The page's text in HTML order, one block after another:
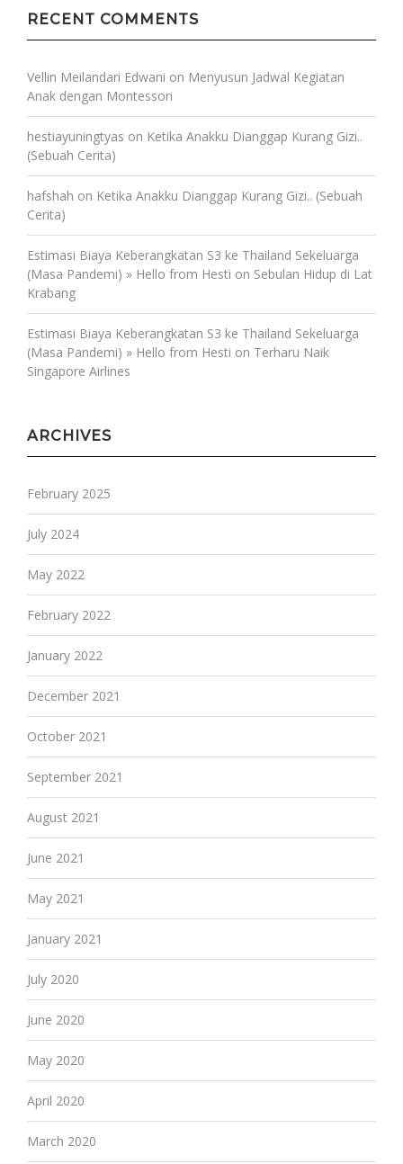
RECENT COMMENTS
Vellin Meilandari Edwani on Menyusun Jadwal Kegiatan
Anak dengan Montessori
hestiayuningtyas on Ketika Anakku Dianggap Kurang Gizi..
(Sebuah Cerita)
hafshah on Ketika Anakku Dianggap Kurang Gizi.. (Sebuah
Cerita)
Estimasi Biaya Keberangkatan S3 ke Thailand Sekeluarga
(Masa Pandemi) » Hello from Hesti on Sebulan Hidup di Lat
Krabang
Estimasi Biaya Keberangkatan S3 ke Thailand Sekeluarga
(Masa Pandemi) » Hello from Hesti on Terharu Naik
Singapore Airlines
ARCHIVES
February 2025
July 2024
May 2022
February 2022
January 2022
December 2021
October 2021
September 2021
August 2021
June 2021
May 2021
January 2021
July 2020
June 2020
May 2020
April 2020
March 2020